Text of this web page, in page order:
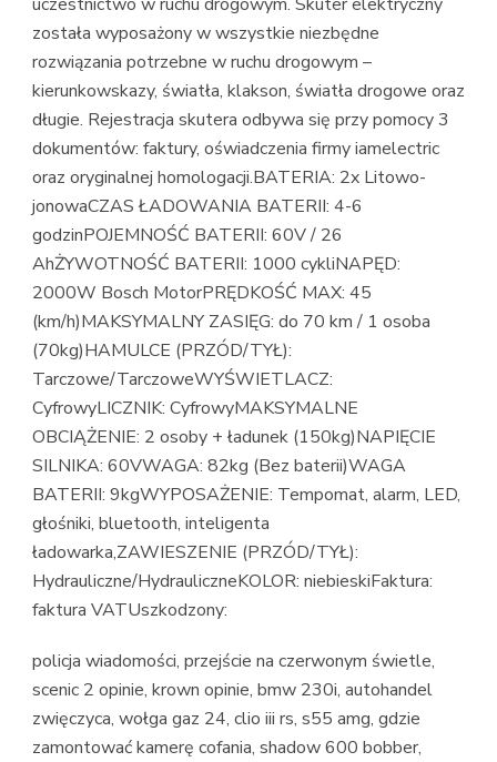
została wyposażony w wszystkie niezbędne
rozwiązania potrzebne w ruchu drogowym –
kierunkowskazy, światła, klakson, światła drogowe oraz
długie. Rejestracja skutera odbywa się przy pomocy 3
dokumentów: faktury, oświadczenia firmy iamelectric
oraz oryginalnej homologacji.BATERIA: 2x Litowo-
jonowaCZAS ŁADOWANIA BATERII: 4-6
godzinPOJEMNOŚĆ BATERII: 60V / 26
AhŻYWOTNOŚĆ BATERII: 1000 cykliNAPĘD:
2000W Bosch MotorPRĘDKOŚĆ MAX: 45
(km/h)MAKSYMALNY ZASIĘG: do 70 km / 1 osoba
(70kg)HAMULCE (PRZÓD/TYŁ):
Tarczowe/TarczoweWYŚWIETLACZ:
CyfrowyLICZNIK: CyfrowyMAKSYMALNE
OBCIĄŻENIE: 2 osoby + ładunek (150kg)NAPIĘCIE
SILNIKA: 60VWAGA: 82kg (Bez baterii)WAGA
BATERII: 9kgWYPOSAŻENIE: Tempomat, alarm, LED,
głośniki, bluetooth, inteligenta
ładowarka,ZAWIESZENIE (PRZÓD/TYŁ):
Hydrauliczne/HydrauliczneKOLOR: niebieskiFaktura:
faktura VATUszkodzony:
policja wiadomości, przejście na czerwonym świetle,
scenic 2 opinie, krown opinie, bmw 230i, autohandel
zwięczyca, wołga gaz 24, clio iii rs, s55 amg, gdzie
zamontować kamerę cofania, shadow 600 bobber,